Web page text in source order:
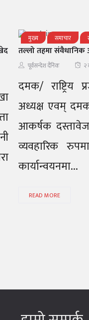
मुख्य समाचार
तल्लो तहमा
पूर्वसन्देश दैनिक २
दमक/ राष्ट्रिय
अध्यक्ष एवम्
आकर्षक
व्यवहारिक
कार्यान्वयनमा...
READ MORE